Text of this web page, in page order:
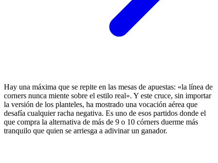
Hay una máxima que se repite en las mesas de apuestas: «la línea de
corners nunca miente sobre el estilo real». Y este cruce, sin importar
la versión de los planteles, ha mostrado una vocación aérea que
desafía cualquier racha negativa. Es uno de esos partidos donde el
que compra la alternativa de más de 9 o 10 córners duerme más
tranquilo que quien se arriesga a adivinar un ganador.